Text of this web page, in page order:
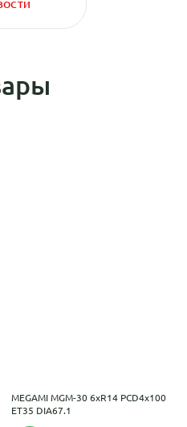
MEGAMI MGM-30 6xR14 PCD4x100
ET35 DIA67.1